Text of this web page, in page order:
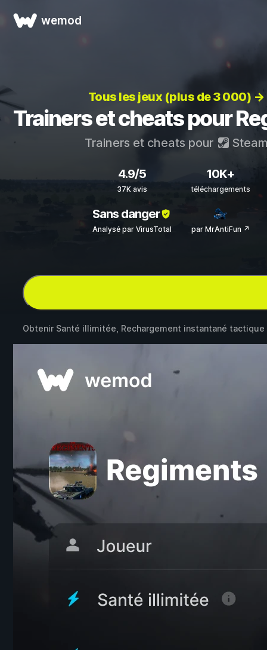
wemod
Tous les jeux (plus de 3 000) →
Trainers et cheats pour
Trainers et cheats pour
4.9/5
37K avis
10K+
téléchargements
Sans danger
Analysé par VirusTotal par MrAntiFun ↗
Obtenir Santé illimitée, Rechargement instantané